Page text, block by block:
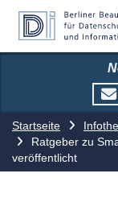
Startseite
Ratgeber zu
veröffentlicht